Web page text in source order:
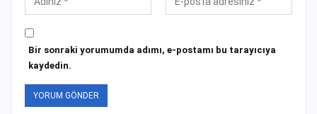
Bir sonraki yorumumda adımı, e-postamı bu tarayıcıya
kaydedin.